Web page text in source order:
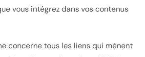
vous intégrez dans vos contenus
concerne tous les liens qui mènent